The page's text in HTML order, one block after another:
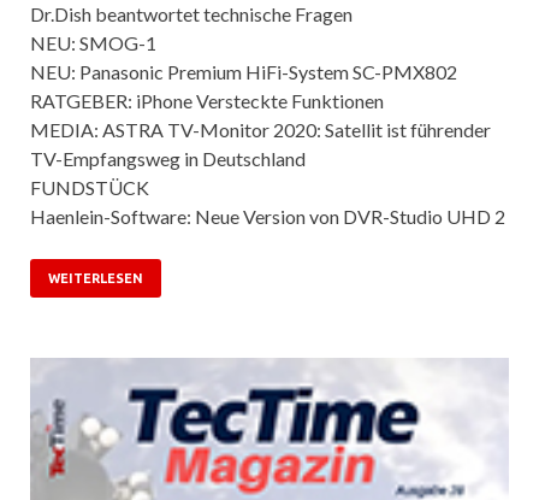
Dr.Dish beantwortet technische Fragen
NEU: SMOG-1
NEU: Panasonic Premium HiFi-System SC-PMX802
RATGEBER: iPhone Versteckte Funktionen
MEDIA: ASTRA TV-Monitor 2020: Satellit ist führender
TV-Empfangsweg in Deutschland
FUNDSTÜCK
Haenlein-Software: Neue Version von DVR-Studio UHD 2
WEITERLESEN